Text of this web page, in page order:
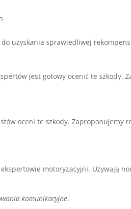
uzyskania sprawiedliwej
jest gotowy ocenić te szkody.
oceni te szkody. Zaproponujemy
motoryzacyjni. Używają
komunikacyjne.